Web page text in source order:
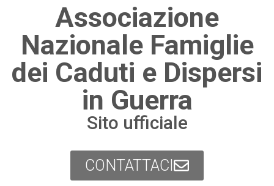
Associazione
Nazionale Famiglie
dei Caduti e Dispersi
in Guerra
Sito ufficiale
CONTATTACI